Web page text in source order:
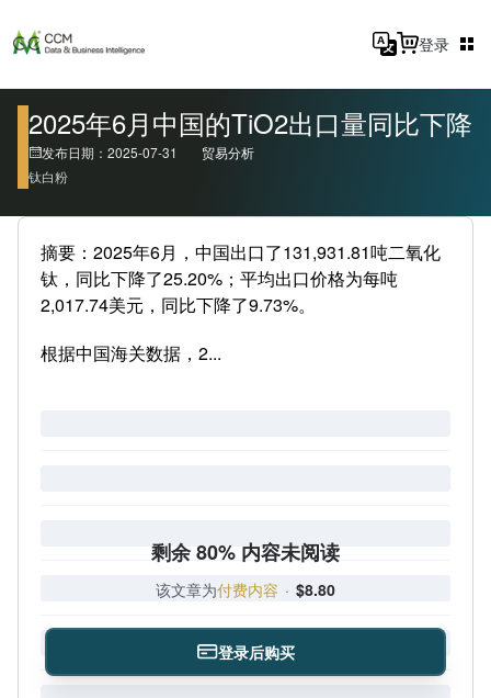
登录
2025年6月中国的TiO2出口量同比下降
发布日期：2025-07-31
贸易分析
钛白粉
摘要：2025年6月，中国出口了131,931.81吨二氧化
钛，同比下降了25.20%；平均出口价格为每吨
2,017.74美元，同比下降了9.73%。
根据中国海关数据，2...
剩余 80% 内容未阅读
该文章为付费内容 · $8.80
登录后购买